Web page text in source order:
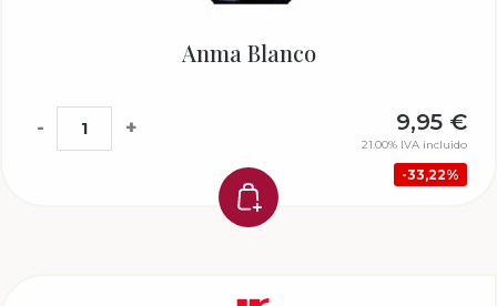
Anma Blanco
33,22%
9,95 €
21.00% IVA incluido
- +